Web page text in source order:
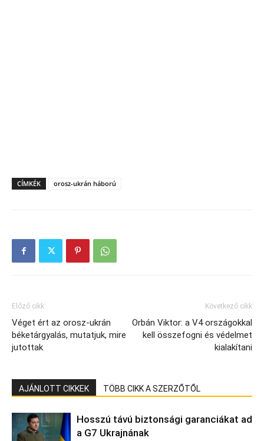
CÍMKÉK orosz-ukrán háború
Előző cikk
Véget ért az orosz-ukrán
béketárgyalás, mutatjuk, mire
jutottak
Következő cikk
Orbán Viktor: a V4 országokkal
kell összefogni és védelmet
kialakítani
AJÁNLOTT CIKKEK TÖBB CIKK A SZERZŐTŐL
Hosszú távú biztonsági garanciákat ad
a G7 Ukrajnának